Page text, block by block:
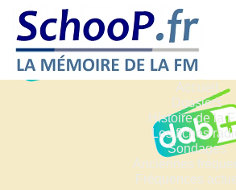
Accueil
Dossiers
Histoire de la
Les fiches
Sondages
Anciennes
Fréquences